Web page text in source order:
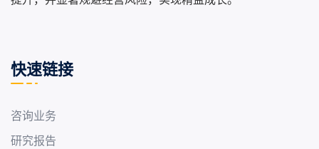
快速链接
咨询业务
研究报告